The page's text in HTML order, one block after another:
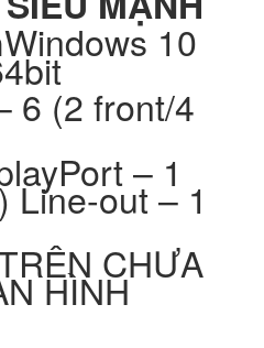
Windows 10
6 (2 front/4
– 1
Line-out – 1
CHƯA
HÌNH